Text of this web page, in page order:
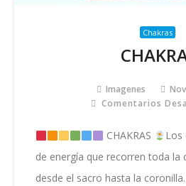
Chakras
Imagenes
Comentarios
CHAKRAS
Los
de energía que recorren toda la
desde el sacro hasta la